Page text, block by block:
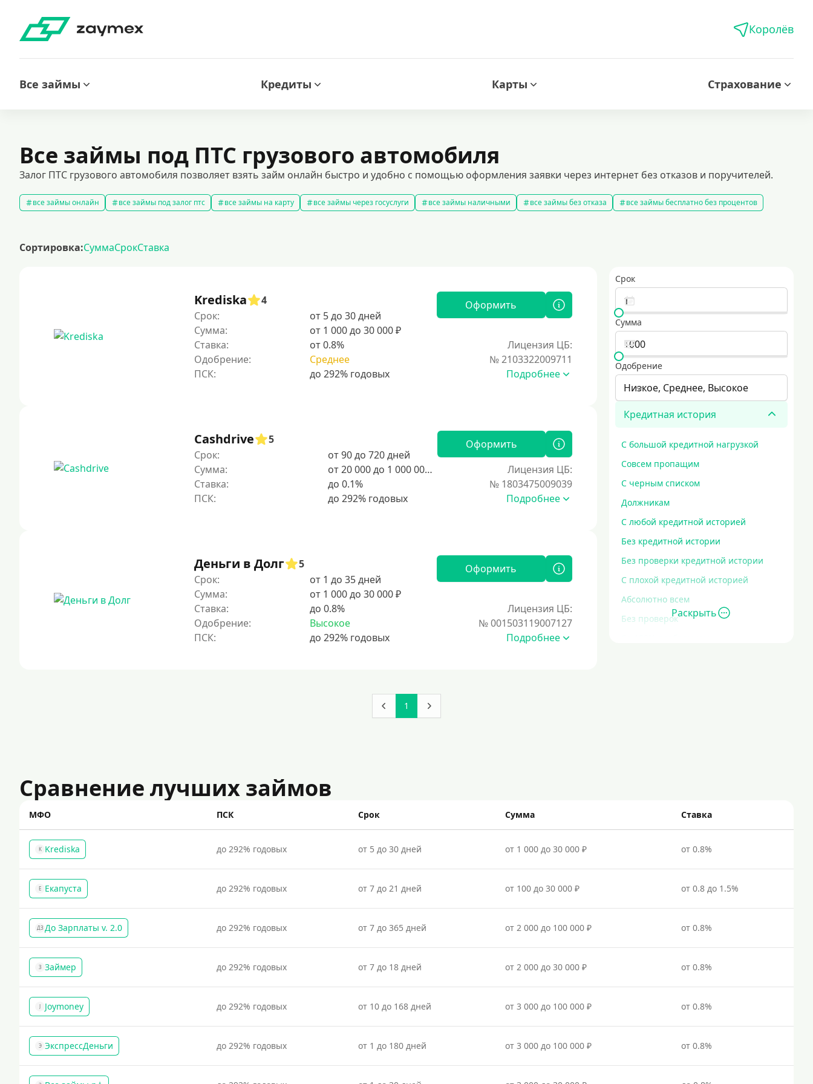
Королёв
Все займы Кредиты Карты Страхование
Все займы под ПТС грузового автомобиля
Залог ПТС грузового автомобиля позволяет взять займ онлайн быстро и удобно с помощью оформления заявки через интернет без отказов и поручителей.
все займы онлайн все займы под залог птс все займы на карту все займы через госуслуги все займы наличными все займы без отказа
все займы бесплатно без процентов
рефинансирование займов
калькулятор займов
Сортировка:СуммаСрокСтавка
Срок
Сумма
Одобрение
Низкое, Среднее, Высокое
Кредитная история
С большой кредитной нагрузкой
Совсем пропащим
С черным списком
Должникам
С любой кредитной историей
Без кредитной истории
Без проверки кредитной истории
С плохой кредитной историей
Абсолютно всем
Без проверок
Под залог недвижимости
Под ПТС по доверенности
Под ПТС мотоцикла
Под ПТС спецтехники
Под ПТС грузового автомобиля
Авто без ПТС
Для исправления кредитной истории
На погашение других займов
До зарплаты
Для бизнеса
Раскрыть
Krediska
4
Срок:
от 5 до 30 дней
Сумма:
от 1 000 до 30 000 ₽
Ставка:
от 0.8%
Одобрение:
Среднее
Оформить
Лицензия ЦБ:
№ 2103322009711
Подробнее
Cashdrive
5
Срок:
от 90 до 720 дней
Сумма:
от 20 000 до 1 000 000 ₽
Ставка:
до 0.1%
Оформить
Лицензия ЦБ:
№ 1803475009039
Подробнее
Деньги в Долг
5
Срок:
от 1 до 35 дней
Сумма:
от 1 000 до 30 000 ₽
Ставка:
до 0.8%
Одобрение:
Высокое
Оформить
Лицензия ЦБ:
№ 001503119007127
Подробнее
1
Сравнение лучших займов
МФО ПСК Срок Сумма Ставка
K Krediska до 292% годовых от 5 до 30 дней от 1 000 до 30 000 ₽ от 0.8%
Е Екапуста до 292% годовых от 7 до 21 дней от 100 до 30 000 ₽ от 0.8 до 1.5%
ДЗ До Зарплаты v. 2.0 до 292% годовых от 7 до 365 дней от 2 000 до 100 000 ₽ от 0.8%
З Займер до 292% годовых от 7 до 18 дней от 2 000 до 30 000 ₽ от 0.8%
J Joymoney до 292% годовых от 10 до 168 дней от 3 000 до 100 000 ₽ от 0.8%
Э ЭкспрессДеньги до 292% годовых от 1 до 180 дней от 3 000 до 100 000 ₽ от 0.8%